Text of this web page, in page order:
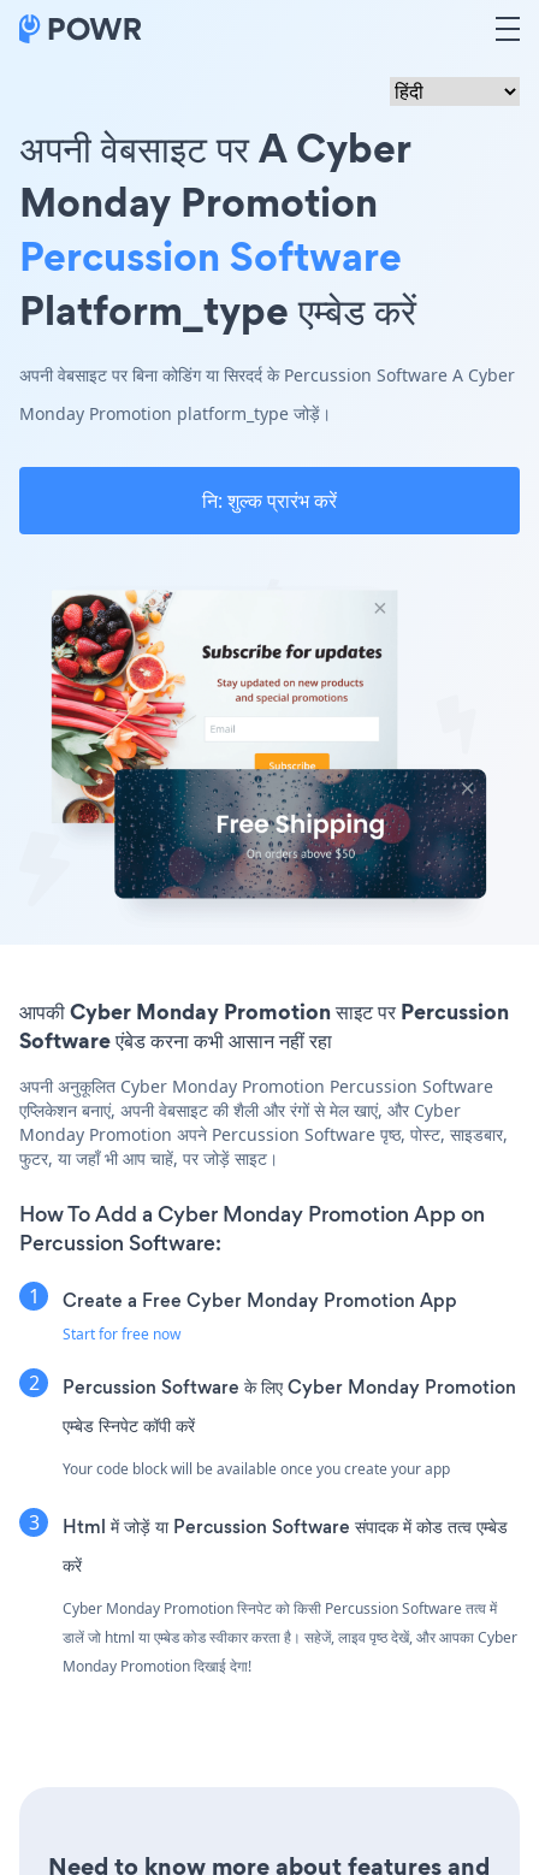
अपनी वेबसाइट पर A Cyber
Monday Promotion
Percussion Software
Platform_type एम्बेड करें
अपनी वेबसाइट पर बिना कोडिंग या सिरदर्द के Percussion Software A Cyber
Monday Promotion platform_type जोड़ें।
नि: शुल्क प्रारंभ करें
आपकी Cyber Monday Promotion साइट पर Percussion
Software एंबेड करना कभी आसान नहीं रहा
अपनी अनुकूलित Cyber Monday Promotion Percussion Software
एप्लिकेशन बनाएं, अपनी वेबसाइट की शैली और रंगों से मेल खाएं, और Cyber
Monday Promotion अपने Percussion Software पृष्ठ, पोस्ट, साइडबार,
फुटर, या जहाँ भी आप चाहें, पर जोड़ें साइट।
How To Add a Cyber Monday Promotion App on
Percussion Software:
Create a Free Cyber Monday Promotion App
Start for free now
Percussion Software के लिए Cyber Monday Promotion
एम्बेड स्निपेट कॉपी करें
Your code block will be available once you create your app
Html में जोड़ें या Percussion Software संपादक में कोड तत्व एम्बेड
करें
Cyber Monday Promotion स्निपेट को किसी Percussion Software तत्व में
डालें जो html या एम्बेड कोड स्वीकार करता है। सहेजें, लाइव पृष्ठ देखें, और आपका Cyber
Monday Promotion दिखाई देगा!
Need to know more about features and